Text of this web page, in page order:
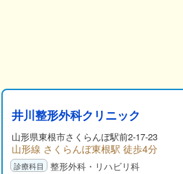
井川整形外科クリニック
山形県東根市さくらんぼ駅前2-17-23
山形線 さくらんぼ東根駅 徒歩4分
整形外科・リハビリ科